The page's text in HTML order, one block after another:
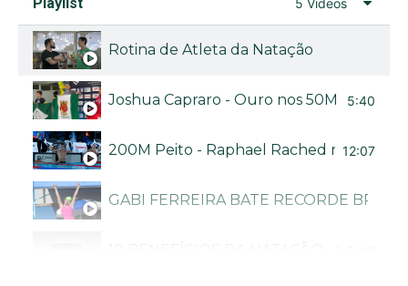
5 Videos
Rotina de Atleta da Natação
Joshua Capraro - Ouro nos 50M livre no
5:40
200M Peito - Raphael Rached no Troféu
12:07
GABI FERREIRA BATE RECORDE